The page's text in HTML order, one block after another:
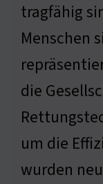
tragfähig
Menschen
die
um die
wurden